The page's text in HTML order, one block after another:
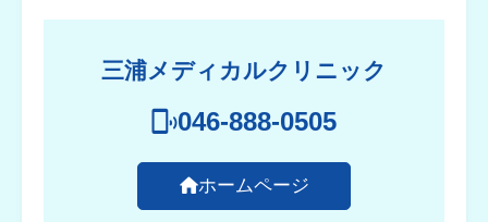
三浦メディカルクリニック
046-888-0505
ホームページ